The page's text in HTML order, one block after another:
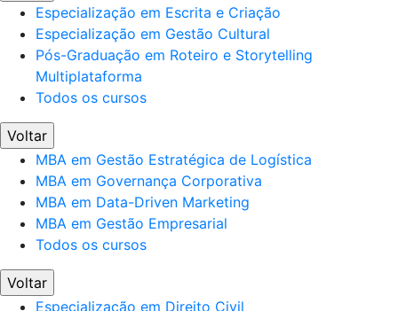
Especialização em Escrita e Criação
Especialização em Gestão Cultural
Pós-Graduação em Roteiro e Storytelling
Multiplataforma
Todos os cursos
Voltar
MBA em Gestão Estratégica de Logística
MBA em Governança Corporativa
MBA em Data-Driven Marketing
MBA em Gestão Empresarial
Todos os cursos
Voltar
Especialização em Direito Civil